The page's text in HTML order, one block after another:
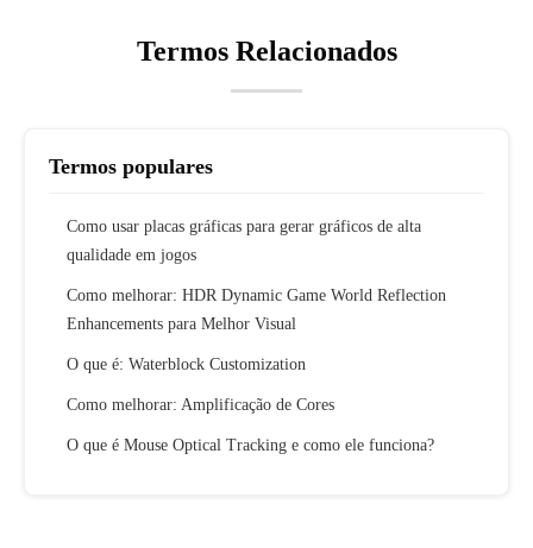
Termos Relacionados
Termos populares
Como usar placas gráficas para gerar gráficos de alta
qualidade em jogos
Como melhorar: HDR Dynamic Game World Reflection
Enhancements para Melhor Visual
O que é: Waterblock Customization
Como melhorar: Amplificação de Cores
O que é Mouse Optical Tracking e como ele funciona?